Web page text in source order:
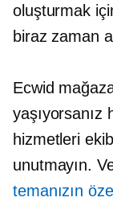
oluşturmak
biraz zaman
Ecwid
hizmetleri
unutmayın.
temanızın